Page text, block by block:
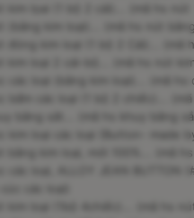
(bằng kim loại)... (mã hs nút
đóng kim loại (1 bộ 2 Cái)...
kim loại 2 cái-bộ... (mã hs nút
các loại (bằng kim loại)... (mã
bằng sắt... (mã hs khuy bằng
kim loại các loại (Button-
bằng kim loại, mới 100%... (mã
các loại, ALLOY JEAN BUTTON
kim loại (1bộ 4chiếc)... (mã hs